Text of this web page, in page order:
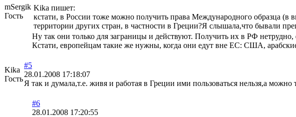
mSergik
Гость
Kika пишет:
кстати, в России тоже можно получить права Международного образца
территории других стран, в частности в Греции?Я слышала,что бывали
Ну так они только для заграницы и действуют. Получить их в РФ
Кстати, европейцам такие же нужны, когда они едут вне ЕС: США,
Kika
Гость
#5
28.01.2008 17:18:07
Я так и думала,т.е. живя и работая в Греции ими пользоваться нельзя,а
#6
28.01.2008 17:20:55